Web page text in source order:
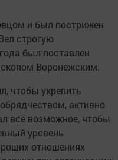
и был пострижен
строгую
был поставлен
Воронежским.
чтобы укрепить
активно
всё возможное, чтобы
уровень
отношениях